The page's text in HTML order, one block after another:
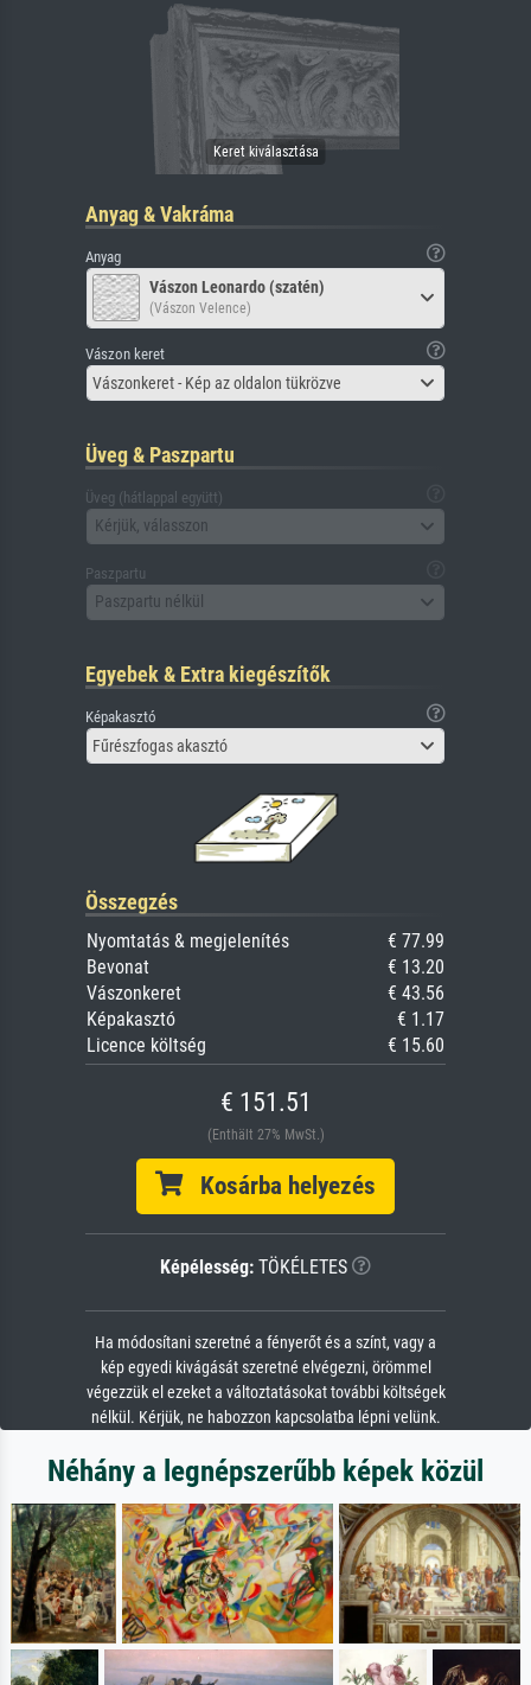
Anyag & Vakráma
Anyag
Vászon Leonardo (szatén)
(Vászon Velence)
Vászon keret
Vászonkeret - Kép az oldalon tükrözve
Üveg & Paszpartu
Üveg (hátlappal együtt)
Kérjük, válasszon
Paszpartu
Paszpartu nélkül
Egyebek & Extra kiegészítők
Képakasztó
Fűrészfogas akasztó
Összegzés
Nyomtatás & megjelenítés
€ 77.99
Bevonat
€ 13.20
Vászonkeret
€ 43.56
Képakasztó
€ 1.17
Licence költség
€ 15.60
€ 151.51
(Enthält 27% MwSt.)
Kosárba helyezés
Képélesség: TÖKÉLETES
Ha módosítani szeretné a fényerőt és a színt, vagy a
kép egyedi kivágását szeretné elvégezni, örömmel
végezzük el ezeket a változtatásokat további költségek
nélkül. Kérjük, ne habozzon kapcsolatba lépni velünk.
Néhány a legnépszerűbb képek közül